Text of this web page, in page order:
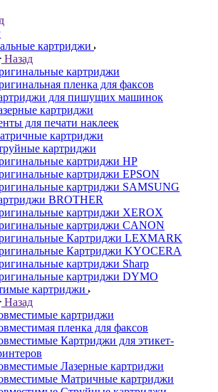
картриджи
Назад
картриджи
пленка для факсов
для пишущих машинок
картриджи
для печати наклеек
картриджи
картриджи
картриджи HP
картриджи EPSON
картриджи SAMSUNG
BROTHER
картриджи XEROX
картриджи CANON
Картриджи LEXMARK
Картриджи KYOCERA
картриджи Sharp
картриджи DYMO
картриджи
Назад
картриджи
пленка для факсов
Картриджи для этикет-
Лазерные картриджи
Матричные картриджи